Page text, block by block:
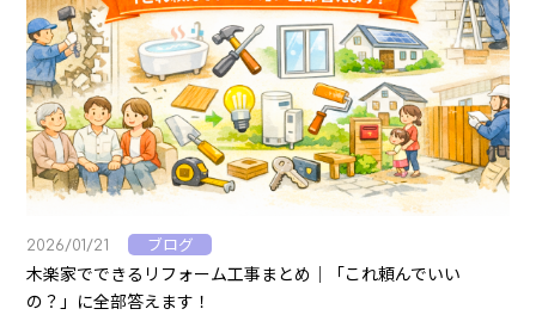
2026/01/21 ブログ
木楽家でできるリフォーム工事まとめ｜「これ頼んでいい
の？」に全部答えます！